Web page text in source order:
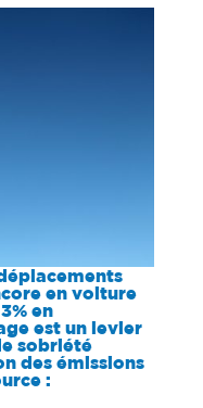
en voiture
en
est un levier
sobriété
des émissions
: